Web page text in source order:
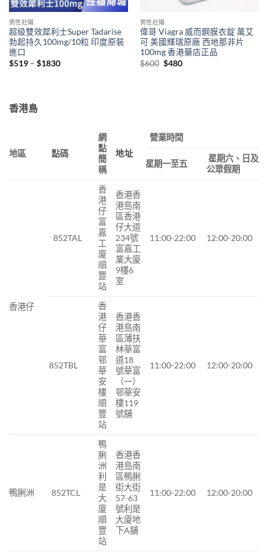
男性壯陽
超級雙效犀利士Super Tadarise
勃起持久100mg/10粒 印度原裝
進口
$519 – $1830Price
男性壯陽
偉哥 Viagra 威而鋼膜衣錠 萬艾
可 美國輝瑞原廠 西地那非片
100mg 香港藥店正品
$600 Original
$480Current
香港島
地區 點碼
網
點
簡
稱
地址
營業時間
星期一至五
星期六、日及
公眾假期
香港仔
852TAL
香
港
仔
富
嘉
工
廈
順
豐
站
香港香
港島南
區香港
仔大道
234號
富嘉工
業大廈
9樓6
室
11:00-22:00 12:00-20:00
852TBL
香
港
仔
華
富
邨
華
安
樓
順
豐
站
香港香
港島南
區薄扶
林華富
道18
號華富
（一）
邨華安
樓119
號舖
11:00-22:00 12:00-20:00
鴨脷洲 852TCL
鴨
脷
洲
利
是
大
廈
順
豐
站
香港香
港島南
區鴨脷
街大街
57-63
號利是
大廈地
下A舖
11:00-22:00 12:00-20:00